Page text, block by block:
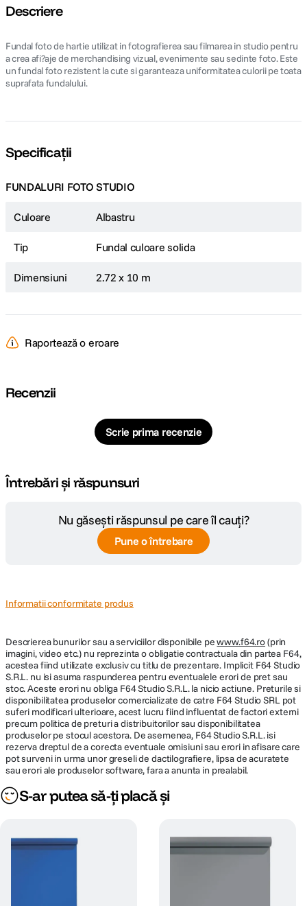
Descriere
Fundal foto de hartie utilizat in fotografierea sau filmarea in studio pentru
a crea afi?aje de merchandising vizual, evenimente sau sedinte foto. Este
un fundal foto rezistent la cute si garanteaza uniformitatea culorii pe toata
suprafata fundalului.
Specificații
FUNDALURI FOTO STUDIO
Culoare Albastru
Tip Fundal culoare solida
Dimensiuni 2.72 x 10 m
Raportează o eroare
Recenzii
Scrie prima recenzie
Întrebări și răspunsuri
Nu găsești răspunsul pe care îl cauți?
Pune o întrebare
Informatii conformitate produs
Descrierea bunurilor sau a serviciilor disponibile pewww.f64.ro(prin
imagini, video etc.) nu reprezinta o obligatie contractuala din partea F64,
acestea fiind utilizate exclusiv cu titlu de prezentare. Implicit F64 Studio
S.R.L. nu isi asuma raspunderea pentru eventualele erori de pret sau
stoc. Aceste erori nu obliga F64 Studio S.R.L. la nicio actiune. Preturile si
disponibilitatea produselor comercializate de catre F64 Studio SRL pot
suferi modificari ulterioare, acest lucru fiind influentat de factori externi
precum politica de preturi a distribuitorilor sau disponibilitatea
produselor pe stocul acestora. De asemenea, F64 Studio S.R.L. isi
rezerva dreptul de a corecta eventuale omisiuni sau erori in afisare care
pot surveni in urma unor greseli de dactilografiere, lipsa de acuratete
sau erori ale produselor software, fara a anunta in prealabil.
S-ar putea să-ți placă și